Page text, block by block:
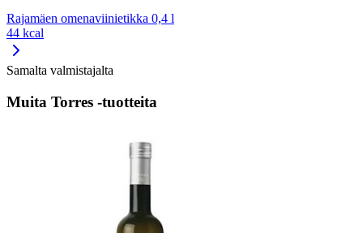
Rajamäen omenaviinietikka 0,4 l
44 kcal
Samalta valmistajalta
Muita Torres -tuotteita